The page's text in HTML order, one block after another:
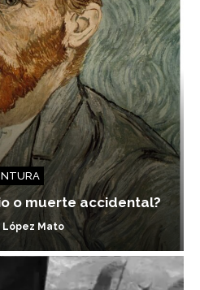
o muerte accidental?
López Mato